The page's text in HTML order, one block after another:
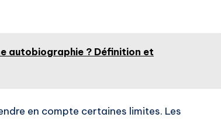
autobiographie ? Définition et
en compte certaines limites. Les